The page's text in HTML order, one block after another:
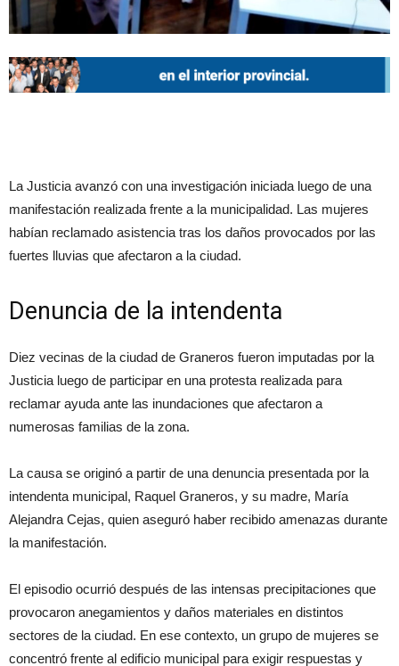
La Justicia avanzó con una investigación iniciada luego de una
manifestación realizada frente a la municipalidad. Las mujeres
habían reclamado asistencia tras los daños provocados por las
fuertes lluvias que afectaron a la ciudad.
Denuncia de la intendenta
Diez vecinas de la ciudad de Graneros fueron imputadas por la
Justicia luego de participar en una protesta realizada para
reclamar ayuda ante las inundaciones que afectaron a
numerosas familias de la zona.
La causa se originó a partir de una denuncia presentada por la
intendenta municipal, Raquel Graneros, y su madre, María
Alejandra Cejas, quien aseguró haber recibido amenazas durante
la manifestación.
El episodio ocurrió después de las intensas precipitaciones que
provocaron anegamientos y daños materiales en distintos
sectores de la ciudad. En ese contexto, un grupo de mujeres se
concentró frente al edificio municipal para exigir respuestas y